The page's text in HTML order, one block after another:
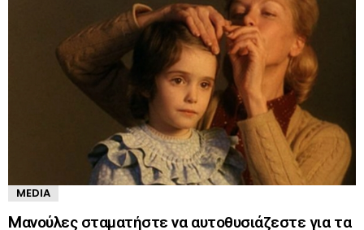
MEDIA
Mανούλες σταματήστε να αυτοθυσιάζεστε για τα